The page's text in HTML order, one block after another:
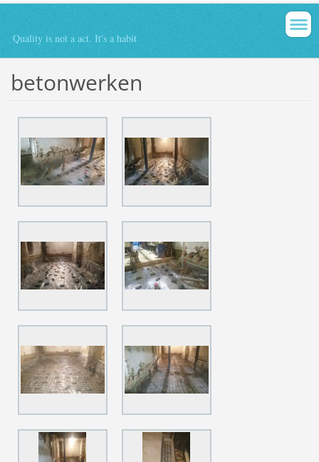
Quality is not a act. It's a habit
betonwerken